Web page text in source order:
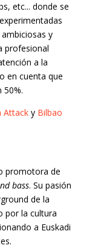
etc... donde se
y
profesional
a la
en cuenta que
50%.
Attacky Bilbao
promotora de
bass. Su pasión
de la
por la cultura
a Euskadi